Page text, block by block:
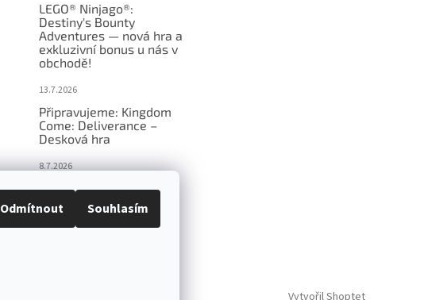
Odmítnout Souhlasím
LEGO® Ninjago®:
Destiny's Bounty
Adventures — nová hra a
exkluzivní bonus u nás v
obchodě!
13.7.2026
Připravujeme: Kingdom
Come: Deliverance –
Desková hra
8.7.2026
Nejlepší deskové hry:
výběr, který frčí v celém
Česku
Vytvořil Shoptet